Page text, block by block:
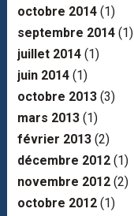
octobre 2014(1)
septembre 2014(1)
juillet 2014(1)
juin 2014(1)
octobre 2013(3)
mars 2013(1)
février 2013(2)
décembre 2012(1)
novembre 2012(2)
octobre 2012(1)